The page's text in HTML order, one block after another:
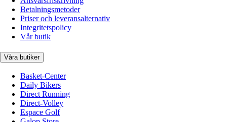
Betalningsmetoder
Priser och leveransalternativ
Integritetspolicy
Vår butik
Våra butiker
Basket-Center
Daily Bikers
Direct Running
Direct-Volley
Espace Golf